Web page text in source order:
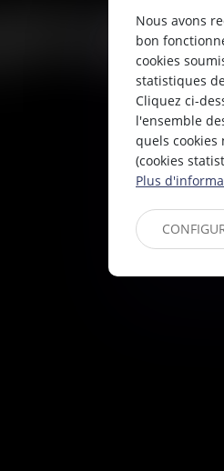
Nous avons
bon
cookies
statistiques
Cliquez ci-
l'ensemble
quels cookies
(cookies
Plus